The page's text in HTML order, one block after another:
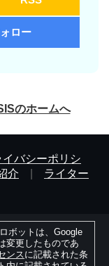
ロー
のホームへ
イバシーポリシ
介
ライター
ボットは、Google
変更したものであ
ンスに記載された条